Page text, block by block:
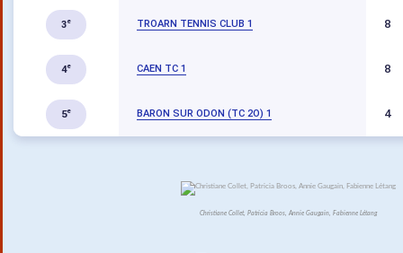
3e TROARN TENNIS CLUB 1 8
4e CAEN TC 1 8
5e BARON SUR ODON (TC 2O) 1 4
Christiane Collet, Patricia Broos, Annie Gaugain, Fabienne Létang